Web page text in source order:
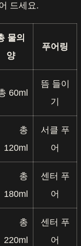
드세요.
물의
양
푸어링
60ml
뜸 들이
기
총
120ml
서클 푸
어
총
180ml
센터 푸
어
총
220ml
센터 푸
어